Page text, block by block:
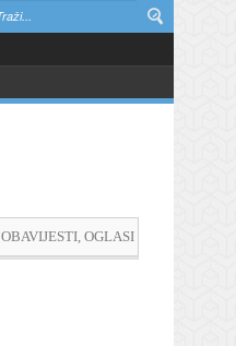
OBAVIJESTI, OGLASI